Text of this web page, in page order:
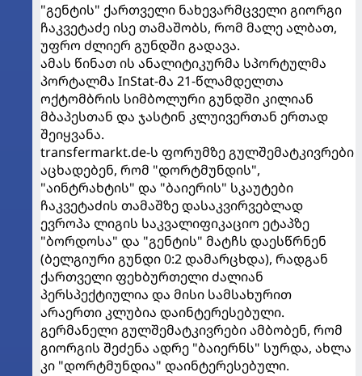
"გენტის" ქართველი ნახევარმცველი გიორგი
ჩაკვეტაძე ისე თამაშობს, რომ მალე ალბათ,
უფრო ძლიერ გუნდში გადავა.
ამას წინათ ის ანალიტიკურმა სპორტულმა
პორტალმა InStat-მა 21-წლამდელთა
ოქტომბრის სიმბოლური გუნდში კილიან
მბაპესთან და ჯასტინ კლუივერთან ერთად
შეიყვანა.
transfermarkt.de-ს ფორუმზე გულშემატკივრები
აცხადებენ, რომ "დორტმუნდის",
"აინტრახტის" და "ბაიერის" სკაუტები
ჩაკვეტაძის თამაშზე დასაკვირვებლად
ევროპა ლიგის საკვალიფიკაციო ეტაპზე
"ბორდოსა" და "გენტის" მატჩს დაესწრნენ
(ბელგიური გუნდი 0:2 დამარცხდა), რადგან
ქართველი ფეხბურთელი ძალიან
პერსპექტიულია და მისი სამსახურით
არაერთი კლუბია დაინტერესებული.
გერმანელი გულშემატკივრები ამბობენ, რომ
გიორგის შეძენა ადრე "ბაიერნს" სურდა, ახლა
კი "დორტმუნდია" დაინტერესებული.